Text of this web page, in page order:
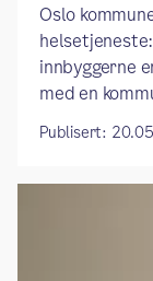
​​Oslo
innbyggerne
med en
Publisert: